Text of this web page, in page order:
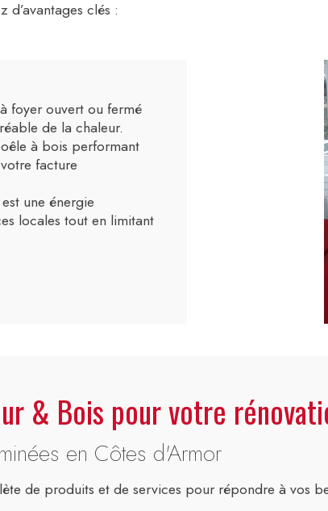
clés :
foyer ouvert ou fermé
de la chaleur.
à bois performant
facture
une énergie
locales tout en limitant
& Bois pour votre
en Côtes d'Armor
de produits et de services pour répondre à vos